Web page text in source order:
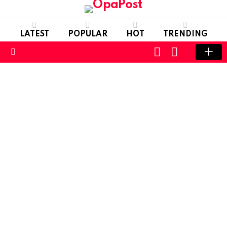
LATEST POPULAR HOT TRENDING
SWITCH
SKIN
LOGIN